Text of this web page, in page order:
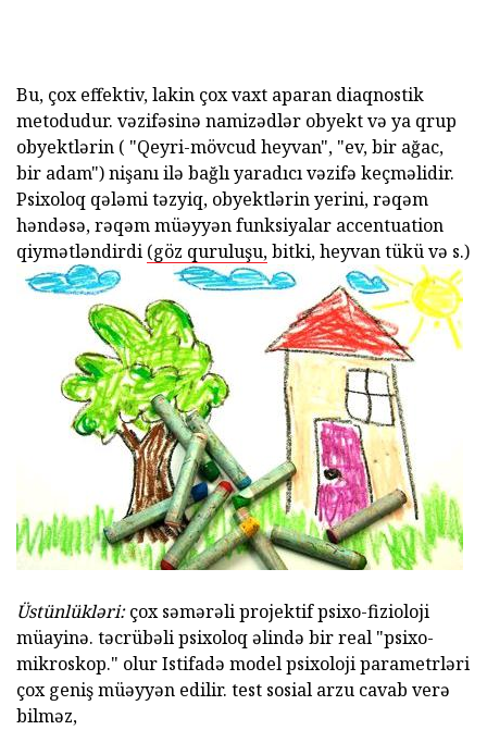
Bu, çox effektiv, lakin çox vaxt aparan diaqnostik
metodudur. vəzifəsinə namizədlər obyekt və ya qrup
obyektlərin ( "Qeyri-mövcud heyvan", "ev, bir ağac,
bir adam") nişanı ilə bağlı yaradıcı vəzifə keçməlidir.
Psixoloq qələmi təzyiq, obyektlərin yerini, rəqəm
həndəsə, rəqəm müəyyən funksiyalar accentuation
qiymətləndirdi (göz quruluşu,bitki, heyvan tükü və s.)
Üstünlükləri:çox səmərəli projektif psixo-fizioloji
müayinə. təcrübəli psixoloq əlində bir real "psixo-
mikroskop." olur Istifadə model psixoloji parametrləri
çox geniş müəyyən edilir. test sosial arzu cavab verə
bilməz,